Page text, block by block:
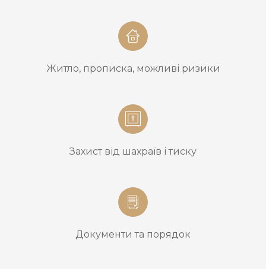
Житло, прописка, можливі ризики
Захист від шахраїв і тиску
Документи та порядок